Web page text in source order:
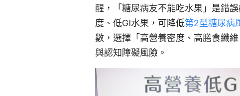
醒，「糖尿病友不能吃水果」是錯誤
度、低GI水果，可降低第2型糖尿病
數，選擇「高營養密度、高膳食纖
與認知障礙風險。